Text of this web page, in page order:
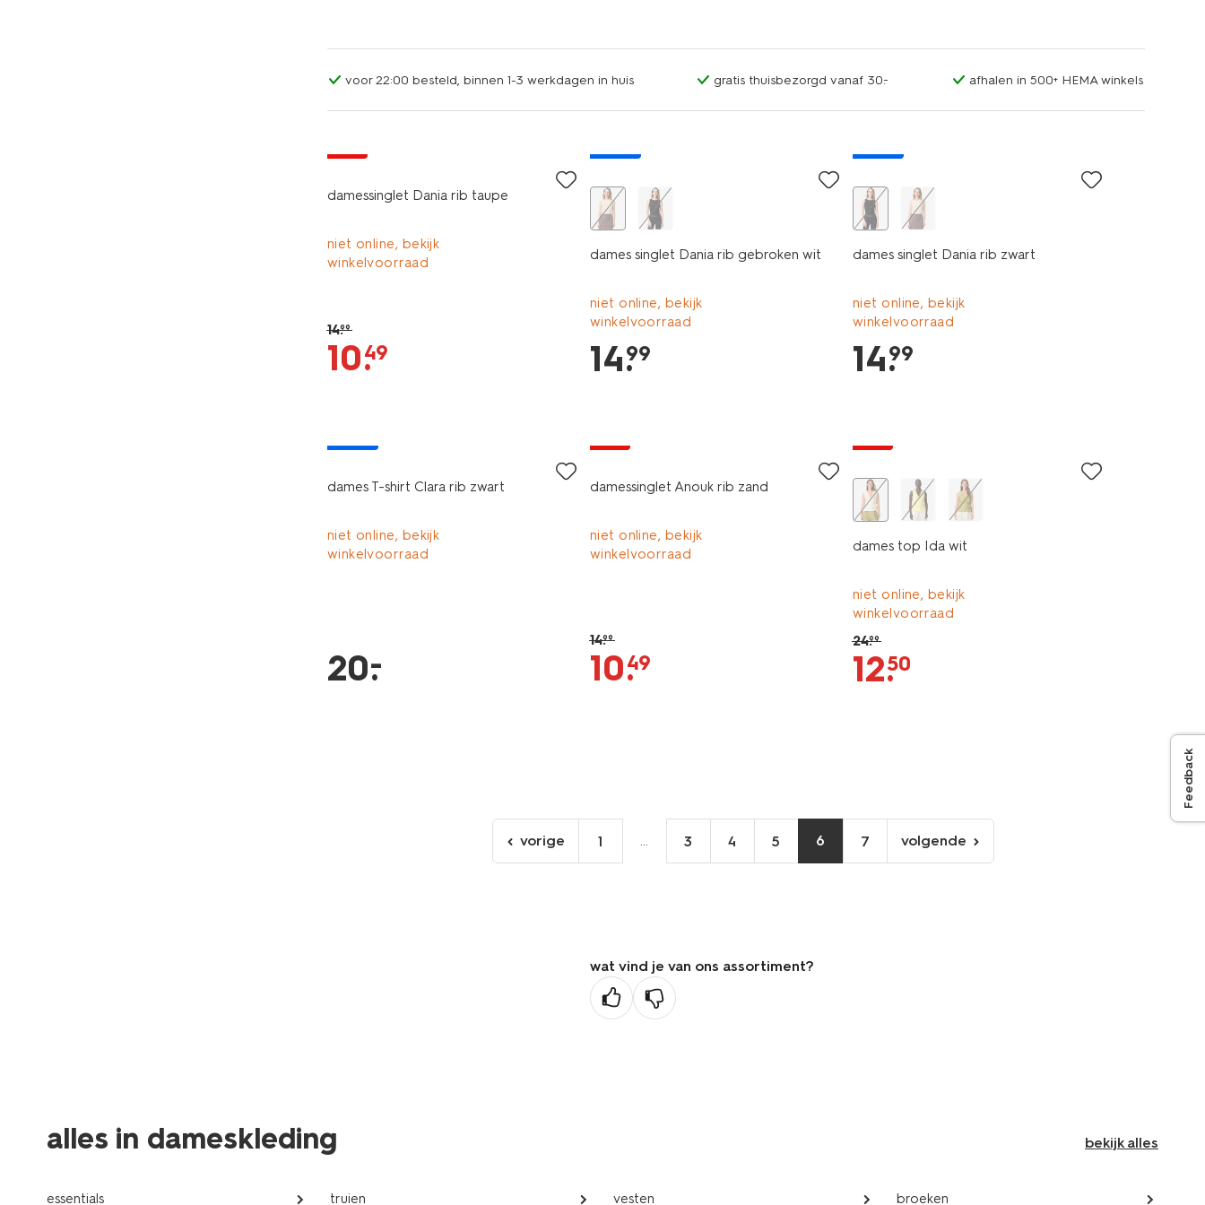
voor 22:00 besteld, binnen 1-3 werkdagen in huis gratis thuisbezorgd vanaf 30.- afhalen in 500+ HEMA winkels
damessinglet Dania rib taupe
niet online, bekijk
winkelvoorraad
14.99
10.
49
dames singlet Dania rib gebroken wit
niet online, bekijk
winkelvoorraad
14.
99
dames singlet Dania rib zwart
niet online, bekijk
winkelvoorraad
14.
99
dames T-shirt Clara rib zwart
niet online, bekijk
winkelvoorraad
20.
–
damessinglet Anouk rib zand
niet online, bekijk
winkelvoorraad
14.99
10.
49
dames top Ida wit
niet online, bekijk
winkelvoorraad
24.99
12.
50
ga
naar
vorige 1 ... 3 4 5 6 7
volgende
pagina
volgende
wat vind je van ons assortiment?
Feedback
alles in dameskleding bekijk alles
essentials truien vesten broeken